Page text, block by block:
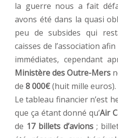
la guerre nous a fait
avons été dans la quasi
peu de subsides qui
caisses de l’association
immédiates, cependant
Ministère des Outre-Mers
de 8 000€(huit mille euros).
Le tableau financier n’est
que ça étant donné qu’Air
de 17 billets d’avions ;